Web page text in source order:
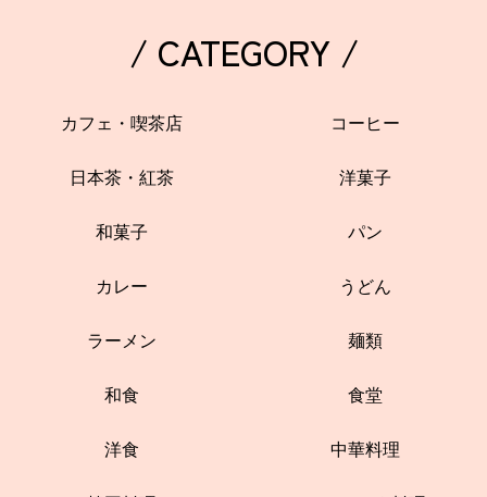
/ CATEGORY /
カフェ・喫茶店 コーヒー
日本茶・紅茶 洋菓子
和菓子 パン
カレー うどん
ラーメン 麺類
和食 食堂
洋食 中華料理